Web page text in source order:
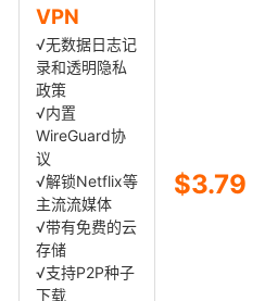
VPN
√无数据日志记
录和透明隐私
政策
√内置
WireGuard协
议
√解锁Netflix等
主流流媒体
√带有免费的云
存储
√支持P2P种子
下载
$3.79